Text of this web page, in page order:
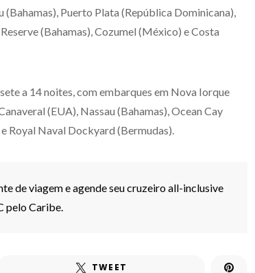
Puerto Plata (República Dominicana),
(Bahamas), Cozumel (México) e Costa
a 14 noites, com embarques em Nova Iorque
(EUA), Nassau (Bahamas), Ocean Cay
Royal Naval Dockyard (Bermudas).
de viagem e agende seu cruzeiro all-inclusive
pelo Caribe.
TWEET